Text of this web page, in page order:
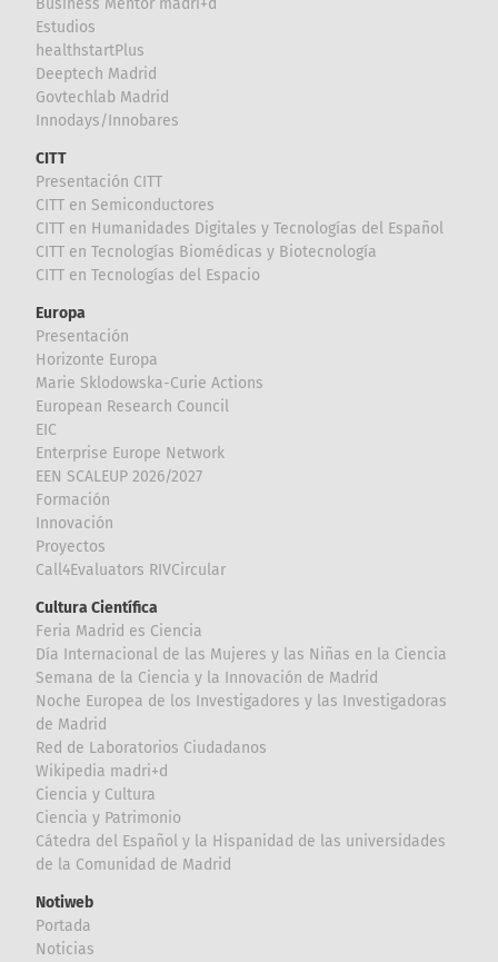
Business Mentor madri+d
Estudios
healthstartPlus
Deeptech Madrid
Govtechlab Madrid
Innodays/Innobares
CITT
Presentación CITT
CITT en Semiconductores
CITT en Humanidades Digitales y Tecnologías del Español
CITT en Tecnologías Biomédicas y Biotecnología
CITT en Tecnologías del Espacio
Europa
Presentación
Horizonte Europa
Marie Sklodowska-Curie Actions
European Research Council
EIC
Enterprise Europe Network
EEN SCALEUP 2026/2027
Formación
Innovación
Proyectos
Call4Evaluators RIVCircular
Cultura Científica
Feria Madrid es Ciencia
Día Internacional de las Mujeres y las Niñas en la Ciencia
Semana de la Ciencia y la Innovación de Madrid
Noche Europea de los Investigadores y las Investigadoras
de Madrid
Red de Laboratorios Ciudadanos
Wikipedia madri+d
Ciencia y Cultura
Ciencia y Patrimonio
Cátedra del Español y la Hispanidad de las universidades
de la Comunidad de Madrid
Notiweb
Portada
Noticias